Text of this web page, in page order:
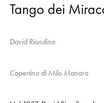
Tango dei
David Riondino
Copertina di Milo Manara